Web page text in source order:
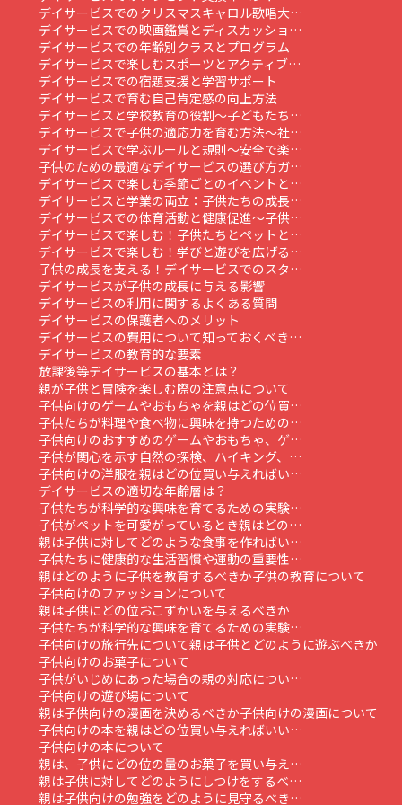
デイサービスでのクリスマスキャロル歌唱大…
デイサービスでの映画鑑賞とディスカッショ…
デイサービスでの年齢別クラスとプログラム
デイサービスで楽しむスポーツとアクティブ…
デイサービスでの宿題支援と学習サポート
デイサービスで育む自己肯定感の向上方法
デイサービスと学校教育の役割～子どもたち…
デイサービスで子供の適応力を育む方法～社…
デイサービスで学ぶルールと規則～安全で楽…
子供のための最適なデイサービスの選び方ガ…
デイサービスで楽しむ季節ごとのイベントと…
デイサービスと学業の両立：子供たちの成長…
デイサービスでの体育活動と健康促進～子供…
デイサービスで楽しむ！子供たちとペットと…
デイサービスで楽しむ！学びと遊びを広げる…
子供の成長を支える！デイサービスでのスタ…
デイサービスが子供の成長に与える影響
デイサービスの利用に関するよくある質問
デイサービスの保護者へのメリット
デイサービスの費用について知っておくべき…
デイサービスの教育的な要素
放課後等デイサービスの基本とは？
親が子供と冒険を楽しむ際の注意点について
子供向けのゲームやおもちゃを親はどの位買…
子供たちが料理や食べ物に興味を持つための…
子供向けのおすすめのゲームやおもちゃ、ゲ…
子供が関心を示す自然の探検、ハイキング、…
子供向けの洋服を親はどの位買い与えればい…
デイサービスの適切な年齢層は？
子供たちが科学的な興味を育てるための実験…
子供がペットを可愛がっているとき親はどの…
親は子供に対してどのような食事を作ればい…
子供たちに健康的な生活習慣や運動の重要性…
親はどのように子供を教育するべきか子供の教育について
子供向けのファッションについて
親は子供にどの位おこずかいを与えるべきか
子供たちが科学的な興味を育てるための実験…
子供向けの旅行先について親は子供とどのように遊ぶべきか
子供向けのお菓子について
子供がいじめにあった場合の親の対応につい…
子供向けの遊び場について
親は子供向けの漫画を決めるべきか子供向けの漫画について
子供向けの本を親はどの位買い与えればいい…
子供向けの本について
親は、子供にどの位の量のお菓子を買い与え…
親は子供に対してどのようにしつけをするべ…
親は子供向けの勉強をどのように見守るべき…